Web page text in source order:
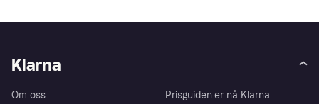
Klarna
Om oss
Prisguiden er nå Klarna